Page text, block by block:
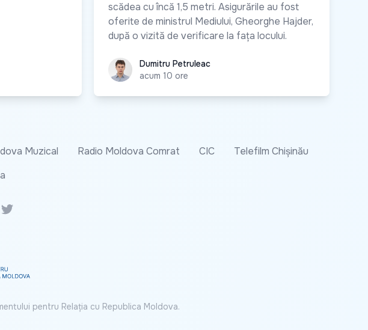
scădea cu încă 1,5 metri. Asigurările au fost
oferite de ministrul Mediului, Gheorghe Hajder,
după o vizită de verificare la fața locului.
Dumitru Petruleac
Dumitru Petruleac
acum 10 ore
Muzical Radio Moldova Comrat CIC
Telefilm Chișinău
Twitter
pentru Relația cu Republica Moldova.